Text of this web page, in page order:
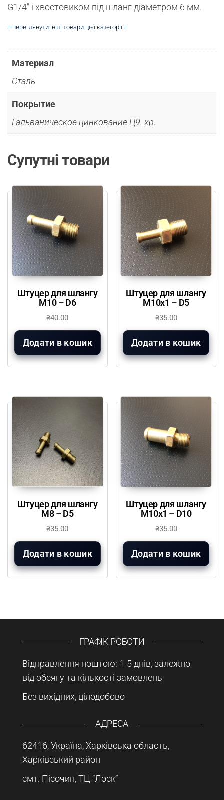
G1/4″ і хвостовиком під шланг діаметром 6 мм.
≡ переглянути інші товари цієї категорії ≡
Материал
Сталь
Покрытие
Гальваническое цинкование Ц9. хр.
Супутні товари
Штуцер для шлангу
М10 – D6
₴40.00
Додати в кошик
Штуцер для шлангу
М10х1 – D5
₴35.00
Додати в кошик
Штуцер для шлангу
М8 – D5
₴35.00
Додати в кошик
Штуцер для шлангу
М10х1 – D10
₴35.00
Додати в кошик
ГРАФІК РОБОТИ
Відправлення поштою: 1-5 днів, залежно
від обсягу та кількості замовлень
Без вихідних, цілодобово
АДРЕСА
62416, Україна, Харківська область,
Харківський район
смт. Пісочин, ТЦ “Лоск”